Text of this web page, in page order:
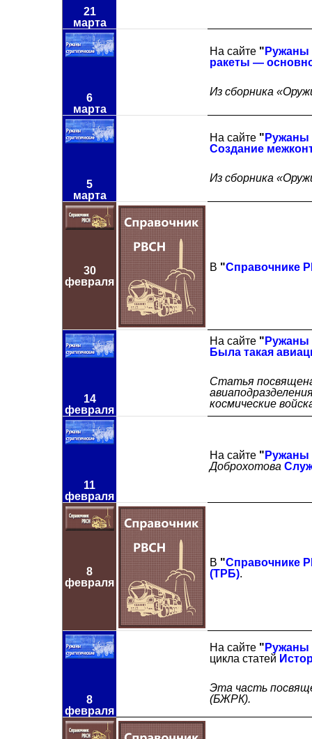
21
марта
6
марта
На сайте " Ружаны
ракеты —
Из сборника
5
марта
На сайте " Ружаны
Создание
Из сборника
30
февраля
В "Справочнике
14
февраля
На сайте " Ружаны
Была такая
Статья
космические
11
февраля
На сайте " Ружаны
Доброхотова
8
февраля
В "Справочнике
(ТРБ).
8
февраля
На сайте " Ружаны
цикла статей
Эта часть
(БЖРК).